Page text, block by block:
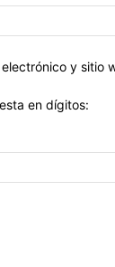
y sitio
en dígitos: